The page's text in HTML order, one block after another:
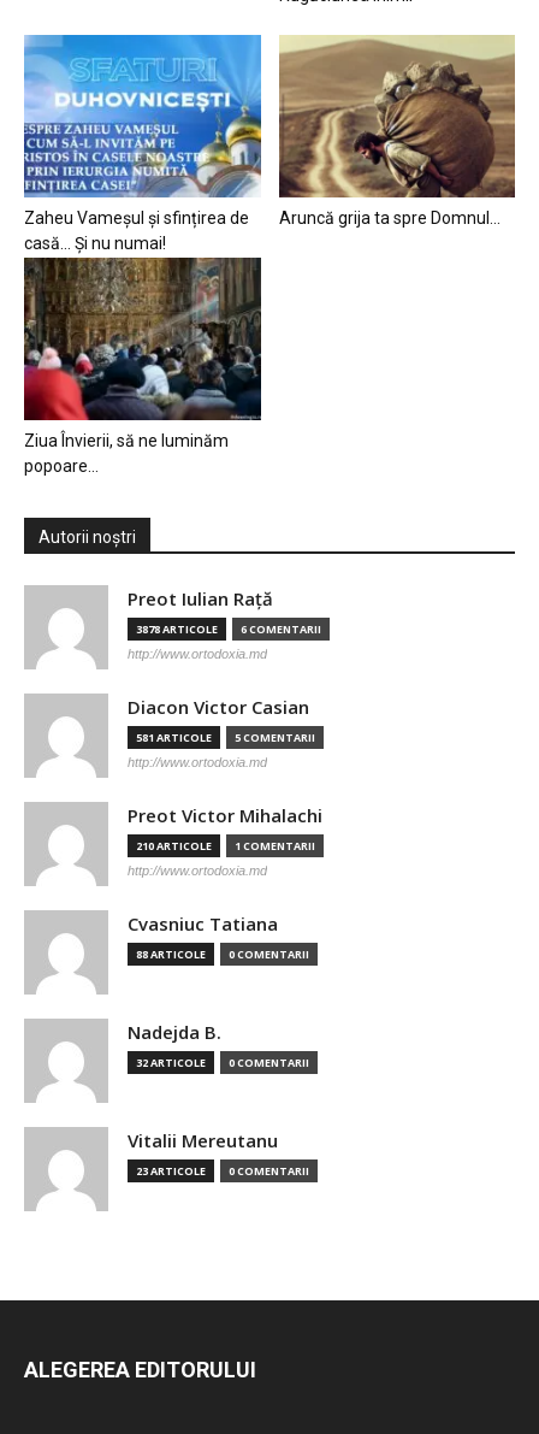
Zaheu Vameșul și sfințirea de
casă… Și nu numai!
Aruncă grija ta spre Domnul…
Ziua Învierii, să ne luminăm
popoare…
Autorii noștri
Preot Iulian Raţă
3878 ARTICOLE 6 COMENTARII
http://www.ortodoxia.md
Diacon Victor Casian
581 ARTICOLE 5 COMENTARII
http://www.ortodoxia.md
Preot Victor Mihalachi
210 ARTICOLE 1 COMENTARII
http://www.ortodoxia.md
Cvasniuc Tatiana
88 ARTICOLE 0 COMENTARII
Nadejda B.
32 ARTICOLE 0 COMENTARII
Vitalii Mereutanu
23 ARTICOLE 0 COMENTARII
ALEGEREA EDITORULUI